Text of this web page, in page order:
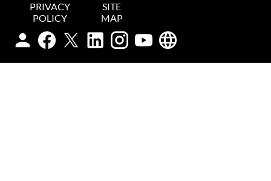
PRIVACY
POLICY
SITE
MAP